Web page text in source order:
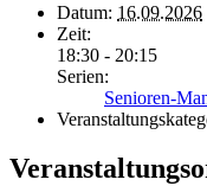
Datum: 16.09.2026
Zeit:
18:30 - 20:15
Serien:
Senioren-